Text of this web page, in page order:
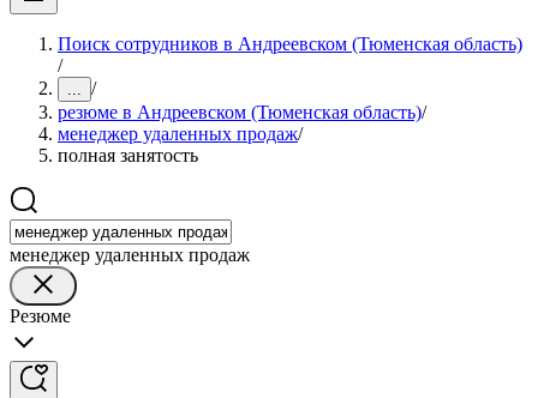
Поиск сотрудников в Андреевском (Тюменская область)
/
... /
резюме в Андреевском (Тюменская область)/
менеджер удаленных продаж/
полная занятость
менеджер удаленных продаж
Резюме